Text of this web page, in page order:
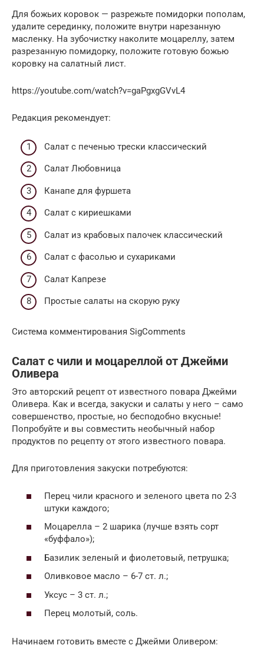
Для божьих коровок — разрежьте помидорки пополам,
удалите серединку, положите внутри нарезанную
масленку. На зубочистку наколите моцареллу, затем
разрезанную помидорку, положите готовую божью
коровку на салатный лист.
https://youtube.com/watch?v=gaPgxgGVvL4
Редакция рекомендует:
Cалат с печенью трески классический
Салат Любовница
Канапе для фуршета
Салат с кириешками
Салат из крабовых палочек классический
Салат с фасолью и сухариками
Салат Капрезе
Простые салаты на скорую руку
Система комментирования SigComments
Салат с чили и моцареллой от Джейми
Оливера
Это авторский рецепт от известного повара Джейми
Оливера. Как и всегда, закуски и салаты у него – само
совершенство, простые, но бесподобно вкусные!
Попробуйте и вы совместить необычный набор
продуктов по рецепту от этого известного повара.
Для приготовления закуски потребуются:
Перец чили красного и зеленого цвета по 2-3
штуки каждого;
Моцарелла – 2 шарика (лучше взять сорт
«буффало»);
Базилик зеленый и фиолетовый, петрушка;
Оливковое масло – 6-7 ст. л.;
Уксус – 3 ст. л.;
Перец молотый, соль.
Начинаем готовить вместе с Джейми Оливером: